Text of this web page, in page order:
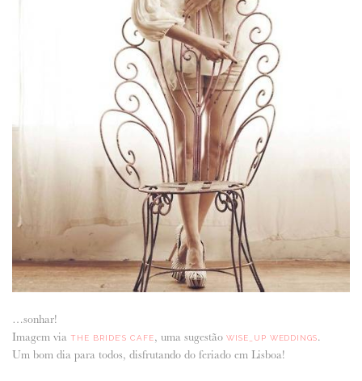
…sonhar!
Imagem via
THE BRIDE’S CAFE, uma sugestão WISE_UP WEDDINGS.
Um bom dia para todos, disfrutando do feriado em Lisboa!